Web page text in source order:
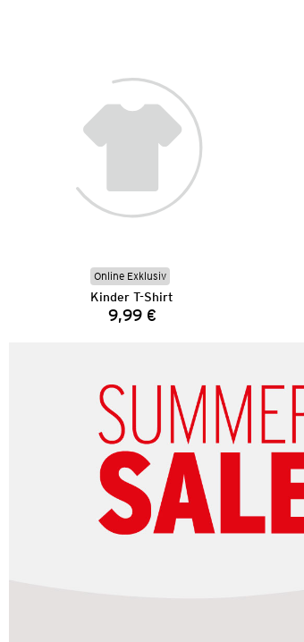
Online Exklusiv
Kinder T-Shirt
Preis:
9,99 €